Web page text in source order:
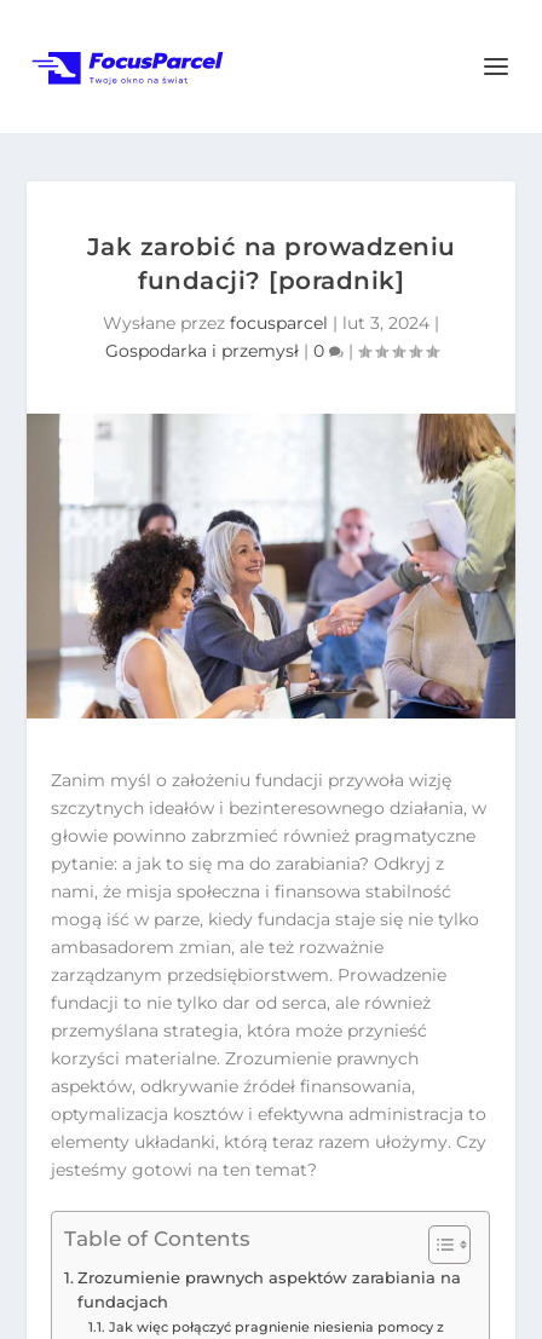
Jak zarobić na prowadzeniu
fundacji? [poradnik]
Wysłane przez focusparcel | lut 3, 2024 |
Gospodarka i przemysł| 0 |
Zanim myśl o założeniu fundacji przywoła wizję
szczytnych ideałów i bezinteresownego działania, w
głowie powinno zabrzmieć również pragmatyczne
pytanie: a jak to się ma do zarabiania? Odkryj z
nami, że misja społeczna i finansowa stabilność
mogą iść w parze, kiedy fundacja staje się nie tylko
ambasadorem zmian, ale też rozważnie
zarządzanym przedsiębiorstwem. Prowadzenie
fundacji to nie tylko dar od serca, ale również
przemyślana strategia, która może przynieść
korzyści materialne. Zrozumienie prawnych
aspektów, odkrywanie źródeł finansowania,
optymalizacja kosztów i efektywna administracja to
elementy układanki, którą teraz razem ułożymy. Czy
jesteśmy gotowi na ten temat?
Table of Contents
Zrozumienie prawnych aspektów zarabiania na
fundacjach
Jak więc połączyć pragnienie niesienia pomocy z